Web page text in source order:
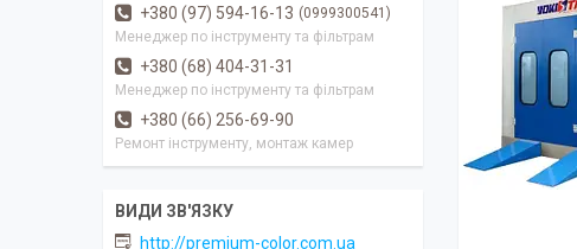
+380 (97) 594-16-13
0999300541
Менеджер по інструменту та фільтрам
+380 (68) 404-31-31
Менеджер по інструменту та фільтрам
+380 (66) 256-69-90
Ремонт інструменту, монтаж камер
http://premium-color.com.ua